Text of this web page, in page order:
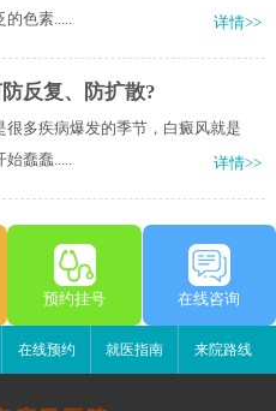
的色素.....
详情>>
反复、防扩散?
多疾病爆发的季节，白癜风就是
始蠢蠢.....
详情>>
预约挂号 在线咨询
在线预约 就医指南 来院路线